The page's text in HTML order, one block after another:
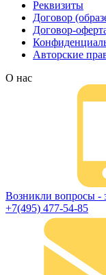
Реквизиты
Договор
Договор-
Авторские
О нас
Возникли вопросы -
+7(495) 477-54-85